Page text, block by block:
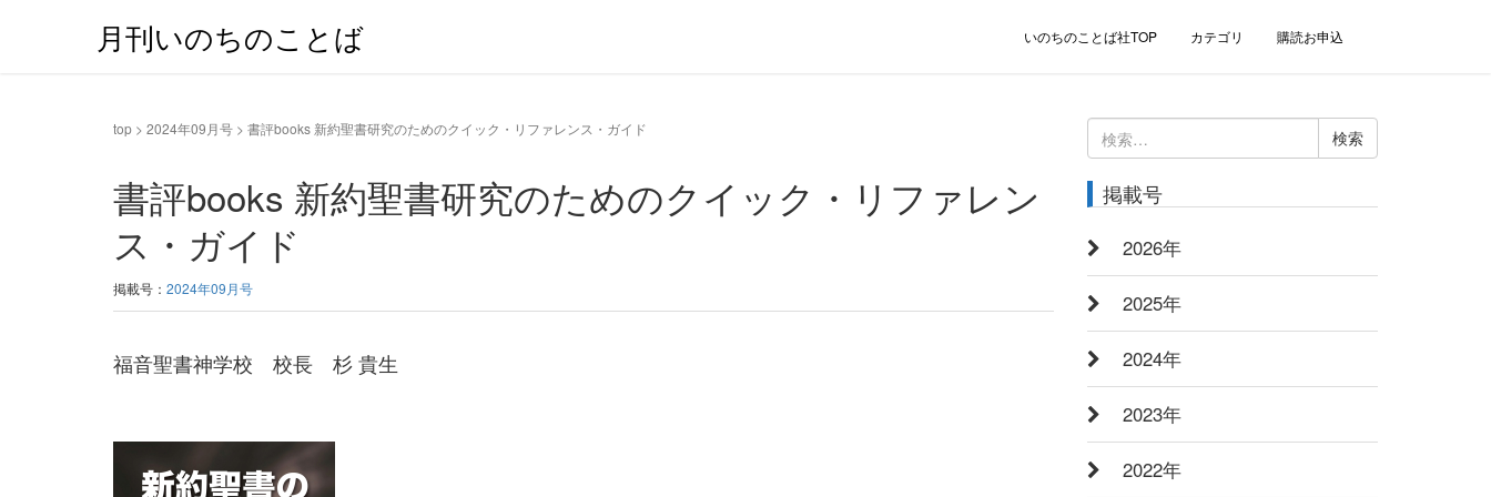
月刊いのちのことば いのちのことば社TOP カテゴリ 購読お申込
top > 2024年09月号 > 書評books 新約聖書研究のためのクイック・リファレンス・ガイド
書評books 新約聖書研究のためのクイック・リファレン
ス・ガイド
掲載号： 2024年09月号
福音聖書神学校 校長 杉 貴生
検
索:
掲載号
2026年
2025年
2024年
2023年
2022年